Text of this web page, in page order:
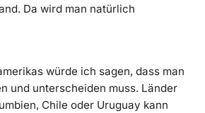
Da wird man natürlich
würde ich sagen, dass man
und unterscheiden muss. Länder
Chile oder Uruguay kann